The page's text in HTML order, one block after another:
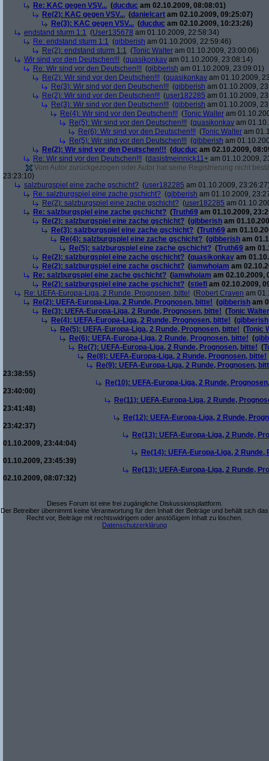
Re: KAC gegen VSV... (ducduc am 02.10.2009, 08:08:01)
Re(2): KAC gegen VSV... (danielcart am 02.10.2009, 09:25:07)
Re(3): KAC gegen VSV... (ducduc am 02.10.2009, 10:23:26)
endstand sturm 1:1 (User135678 am 01.10.2009, 22:58:34)
Re: endstand sturm 1:1 (gibberish am 01.10.2009, 22:59:46)
Re(2): endstand sturm 1:1 (Tonic Walter am 01.10.2009, 23:00:06)
Wir sind vor den Deutschen!!! (quasikonkav am 01.10.2009, 23:08:14)
Re: Wir sind vor den Deutschen!!! (gibberish am 01.10.2009, 23:09:01)
Re(2): Wir sind vor den Deutschen!!! (quasikonkav am 01.10.2009,
Re(3): Wir sind vor den Deutschen!!! (gibberish am 01.10.2009,
Re(2): Wir sind vor den Deutschen!!! (user182285 am 01.10.2009,
Re(3): Wir sind vor den Deutschen!!! (gibberish am 01.10.2009,
Re(4): Wir sind vor den Deutschen!!! (Tonic Walter am
Re(5): Wir sind vor den Deutschen!!! (quasikonkav am
Re(6): Wir sind vor den Deutschen!!! (Tonic Walter am
Re(5): Wir sind vor den Deutschen!!! (gibberish am
Re(2): Wir sind vor den Deutschen!!! (ducduc am 02.10.2009,
Re: Wir sind vor den Deutschen!!! (dasistmeinnick11+ am 01.10.2009,
Vom Autor zurückgezogen oder Autor hat seine Registrierung nicht
23:23:10)
salzburgspiel eine zache gschicht? (user182285 am 01.10.2009,
Re: salzburgspiel eine zache gschicht? (gibberish am 01.10.2009,
Re(2): salzburgspiel eine zache gschicht? (user182285 am
Re: salzburgspiel eine zache gschicht? (Truth69 am 01.10.2009,
Re(2): salzburgspiel eine zache gschicht? (gibberish am
Re(3): salzburgspiel eine zache gschicht? (Truth69 am
Re(4): salzburgspiel eine zache gschicht? (gibberish am
Re(5): salzburgspiel eine zache gschicht? (Truth69 am
Re(2): salzburgspiel eine zache gschicht? (quasikonkav am
Re(2): salzburgspiel eine zache gschicht? (iamwhoiam am
Re: salzburgspiel eine zache gschicht? (iamwhoiam am 02.10.2009,
Re(2): salzburgspiel eine zache gschicht? (stiefl am 02.10.2009,
Re: UEFA-Europa-Liga, 2 Runde, Prognosen, bitte! (Robert Craven am
Re(2): UEFA-Europa-Liga, 2 Runde, Prognosen, bitte! (gibberish am
Re(3): UEFA-Europa-Liga, 2 Runde, Prognosen, bitte! (Tonic Walter
Re(4): UEFA-Europa-Liga, 2 Runde, Prognosen, bitte! (gibberish
Re(5): UEFA-Europa-Liga, 2 Runde, Prognosen, bitte! (Tonic
Re(6): UEFA-Europa-Liga, 2 Runde, Prognosen, bitte! (
Re(7): UEFA-Europa-Liga, 2 Runde, Prognosen, bitte! (
Re(8): UEFA-Europa-Liga, 2 Runde, Prognosen, bitte!
Re(9): UEFA-Europa-Liga, 2 Runde, Prognosen,
23:38:55)
Re(10): UEFA-Europa-Liga, 2 Runde,
23:40:00)
Re(11): UEFA-Europa-Liga, 2 Runde,
23:41:48)
Re(12): UEFA-Europa-Liga, 2 Runde,
23:42:37)
Re(13): UEFA-Europa-Liga, 2 Runde,
01.10.2009, 23:44:04)
Re(14): UEFA-Europa-Liga, 2
01.10.2009, 23:45:39)
Re(13): UEFA-Europa-Liga, 2 Runde,
02.10.2009, 08:07:32)
Dieses Forum ist eine frei zugängliche Diskussionsplattform.
Der Betreiber übernimmt keine Verantwortung für den Inhalt der Beiträge und behält sich das
Recht vor, Beiträge mit rechtswidrigem oder anstößigem Inhalt zu löschen.
Datenschutzerklärung